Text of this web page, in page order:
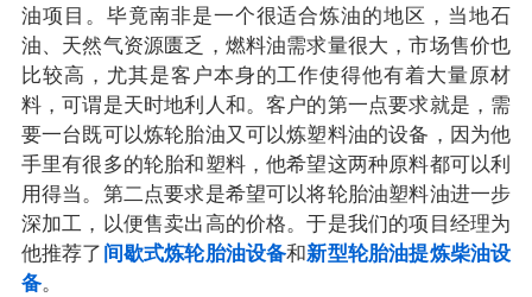
油项目。毕竟南非是一个很适合炼油的地区，当地石
油、天然气资源匮乏，燃料油需求量很大，市场售价也
比较高，尤其是客户本身的工作使得他有着大量原材
料，可谓是天时地利人和。客户的第一点要求就是，需
要一台既可以炼轮胎油又可以炼塑料油的设备，因为他
手里有很多的轮胎和塑料，他希望这两种原料都可以利
用得当。第二点要求是希望可以将轮胎油塑料油进一步
深加工，以便售卖出高的价格。于是我们的项目经理为
他推荐了 间歇式炼轮胎油设备和新型轮胎油提炼柴油设
备。